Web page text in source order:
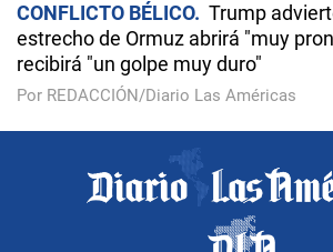
CONFLICTO BÉLICO
Trump
estrecho de Ormuz abrirá "muy
recibirá "un golpe muy duro"
Por REDACCIÓN/Diario Las Américas